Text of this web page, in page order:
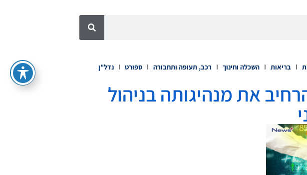
בריאות השכלה וחינוך רכב, תעופה ותחבורה ספורט נדל"ן
את מנהיגותה בניהול